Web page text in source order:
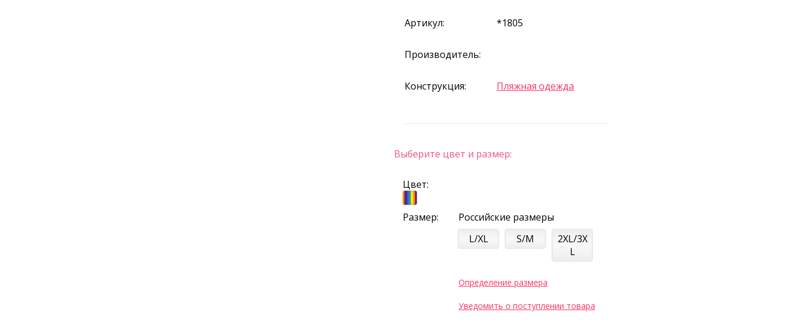
Артикул: *1805
Производитель:
Конструкция: Пляжная одежда
Выберите цвет и размер:
Цвет:
Размер:
Российские размеры
L/XL
S/M
2XL/3X
L
Определение размера
Уведомить о поступлении товара